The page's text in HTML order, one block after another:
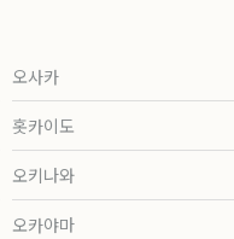
오사카
홋카이도
오키나와
오카야마